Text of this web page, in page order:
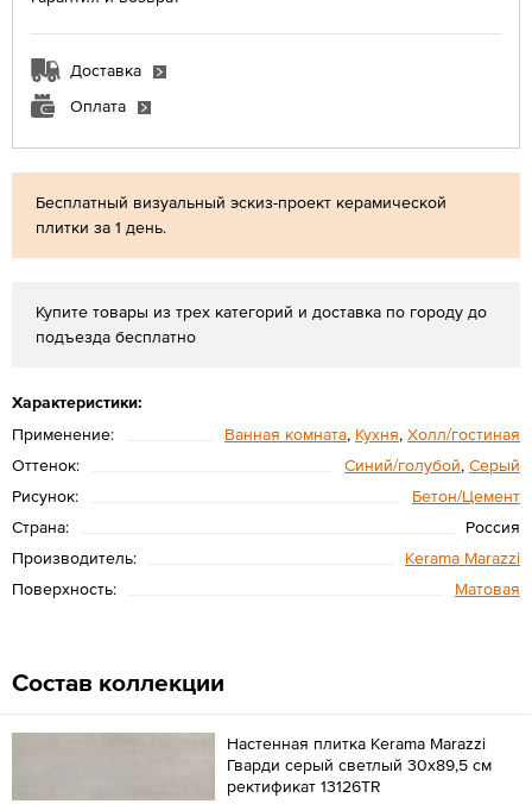
Бесплатный визуальный эскиз-проект керамической
плитки за 1 день.
Купите товары из трех категорий и доставка по городу до
подъезда бесплатно
Характеристики:
Применение:
Ванная комната, Кухня, Холл/гостиная
Оттенок:
Синий/голубой, Серый
Рисунок:
Бетон/Цемент
Страна:
Россия
Производитель:
Kerama Marazzi
Поверхность:
Матовая
Доставка
Оплата
Состав коллекции
Настенная плитка Kerama Marazzi
Гварди серый светлый 30x89,5 см
ректификат 13126TR